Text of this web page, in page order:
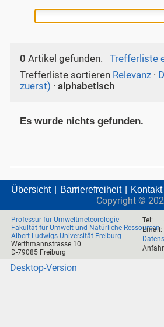
0 Artikel gefunden.
Trefferliste
Trefferliste sortieren Relevanz ·
zuerst) · alphabetisch
Es wurde nichts gefunden.
Übersicht Barrierefreiheit Kontakt
Copyright ©
Professur für Umweltmeteorologie
Fakultät für Umwelt und Natürliche Ressourcen
Albert-Ludwigs-Universität Freiburg
Werthmannstrasse 10
D-79085 Freiburg
Tel:
Email:
Desktop-Version